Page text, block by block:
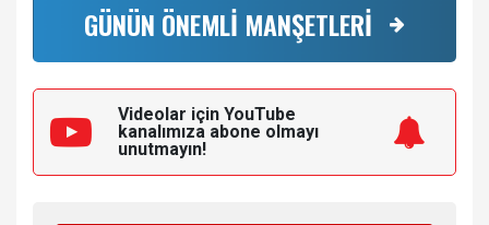
GÜNÜN ÖNEMLİ MANŞETLERİ
Videolar için YouTube
kanalımıza abone olmayı
unutmayın!